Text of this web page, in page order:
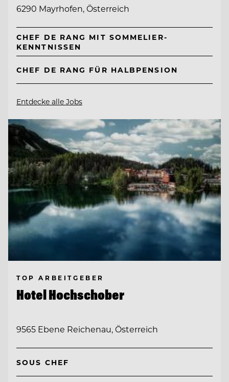
6290 Mayrhofen, Österreich
CHEF DE RANG MIT SOMMELIER-
KENNTNISSEN
CHEF DE RANG FÜR HALBPENSION
Entdecke alle Jobs
TOP ARBEITGEBER
Hotel Hochschober
9565 Ebene Reichenau, Österreich
SOUS CHEF